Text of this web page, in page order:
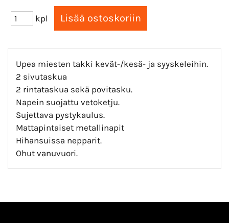
kpl
Upea miesten takki kevät-/kesä- ja syyskeleihin.
2 sivutaskua
2 rintataskua sekä povitasku.
Napein suojattu vetoketju.
Sujettava pystykaulus.
Mattapintaiset metallinapit
Hihansuissa nepparit.
Ohut vanuvuori.